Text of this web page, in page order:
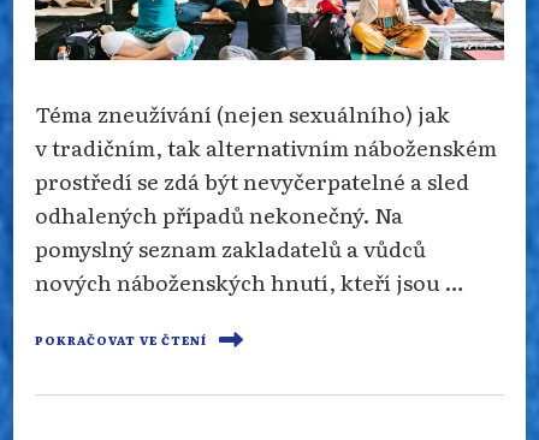
Téma zneužívání (nejen sexuálního) jak
v tradičním, tak alternativním náboženském
prostředí se zdá být nevyčerpatelné a sled
odhalených případů nekonečný. Na
pomyslný seznam zakladatelů a vůdců
nových náboženských hnutí, kteří jsou …
POKRAČOVAT VE ČTENÍ